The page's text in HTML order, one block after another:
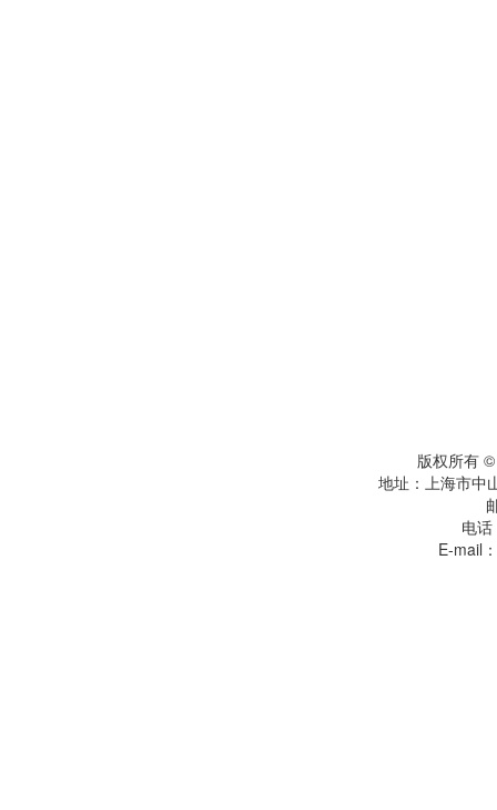
版权所有
地址：上海市
电
E-mail